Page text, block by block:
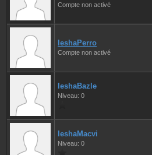
Compte non activé
IeshaPerro
Compte non activé
IeshaBazle
Niveau: 0
IeshaMacvi
Niveau: 0